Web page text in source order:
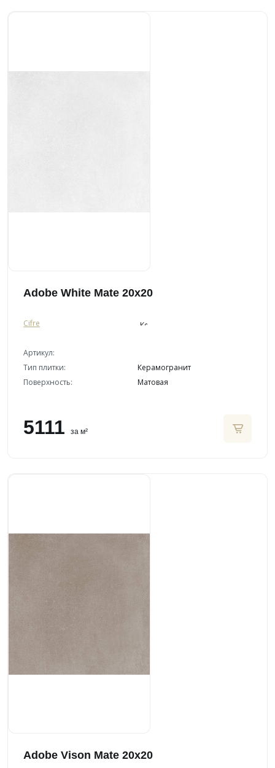
Adobe White Mate 20x20
Cifre
Артикул:
Тип плитки:
Керамогранит
Поверхность:
Матовая
5111 за м²
Adobe Vison Mate 20x20